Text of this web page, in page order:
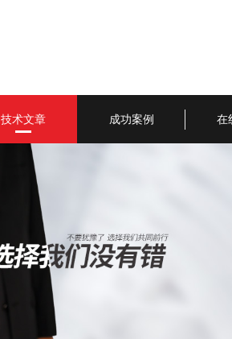
技术文章 成功案例 在